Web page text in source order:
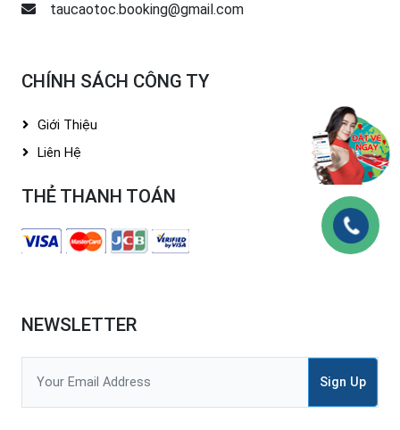
taucaotoc.booking@gmail.com
CHÍNH SÁCH CÔNG TY
Giới Thiệu
Liên Hệ
THẺ THANH TOÁN
NEWSLETTER
Sign Up